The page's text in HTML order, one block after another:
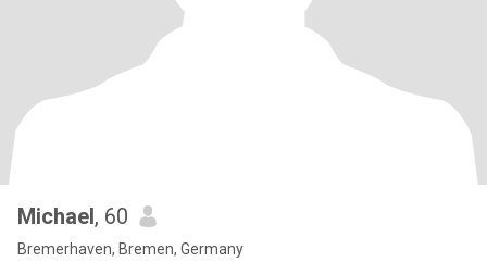
Michael, 60
Bremerhaven, Bremen, Germany